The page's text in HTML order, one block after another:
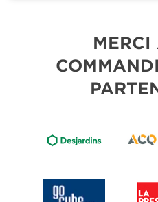
MERCI